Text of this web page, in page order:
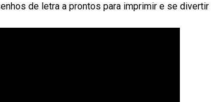
de letra a prontos para imprimir e se divertir